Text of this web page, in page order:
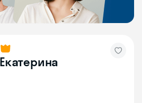
Екатерина